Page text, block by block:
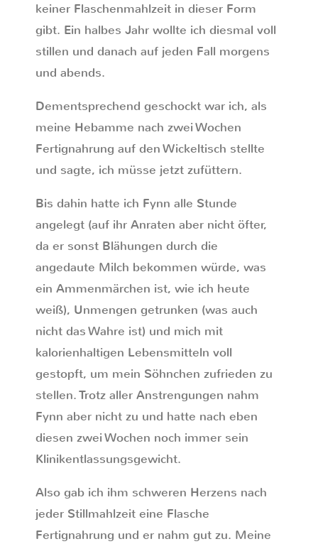
keiner Flaschenmahlzeit in dieser Form
gibt. Ein halbes Jahr wollte ich diesmal voll
stillen und danach auf jeden Fall morgens
und abends.
Dementsprechend geschockt war ich, als
meine Hebamme nach zwei Wochen
Fertignahrung auf den Wickeltisch stellte
und sagte, ich müsse jetzt zufüttern.
Bis dahin hatte ich Fynn alle Stunde
angelegt (auf ihr Anraten aber nicht öfter,
da er sonst Blähungen durch die
angedaute Milch bekommen würde, was
ein Ammenmärchen ist, wie ich heute
weiß), Unmengen getrunken (was auch
nicht das Wahre ist) und mich mit
kalorienhaltigen Lebensmitteln voll
gestopft, um mein Söhnchen zufrieden zu
stellen. Trotz aller Anstrengungen nahm
Fynn aber nicht zu und hatte nach eben
diesen zwei Wochen noch immer sein
Klinikentlassungsgewicht.
Also gab ich ihm schweren Herzens nach
jeder Stillmahlzeit eine Flasche
Fertignahrung und er nahm gut zu. Meine